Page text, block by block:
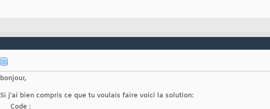
bonjour,
Si j'ai bien compris ce que tu voulais faire voici la solution:
Code :